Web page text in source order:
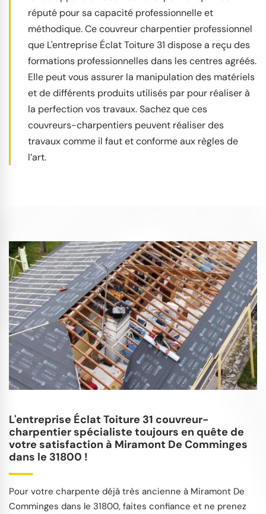
réputé pour sa capacité professionnelle et
méthodique. Ce couvreur charpentier professionnel
que L'entreprise Éclat Toiture 31 dispose a reçu des
formations professionnelles dans les centres agréés.
Elle peut vous assurer la manipulation des matériels
et de différents produits utilisés par pour réaliser à
la perfection vos travaux. Sachez que ces
couvreurs-charpentiers peuvent réaliser des
travaux comme il faut et conforme aux règles de
l’art.
L'entreprise Éclat Toiture 31 couvreur-
charpentier spécialiste toujours en quête de
votre satisfaction à Miramont De Comminges
dans le 31800 !
Pour votre charpente déjà très ancienne à Miramont De
Comminges dans le 31800, faites confiance et ne prenez